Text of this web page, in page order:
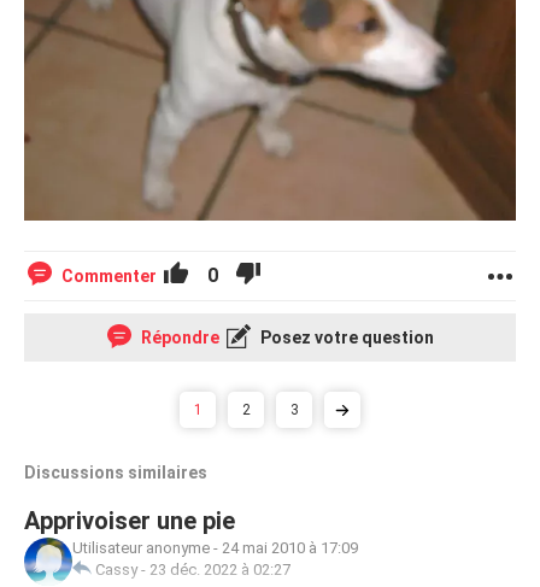
Commenter 0
Répondre Posez votre question
1 2 3
Discussions similaires
Apprivoiser une pie
Utilisateur anonyme - 24 mai 2010 à 17:09
Cassy- 23 déc. 2022 à 02:27